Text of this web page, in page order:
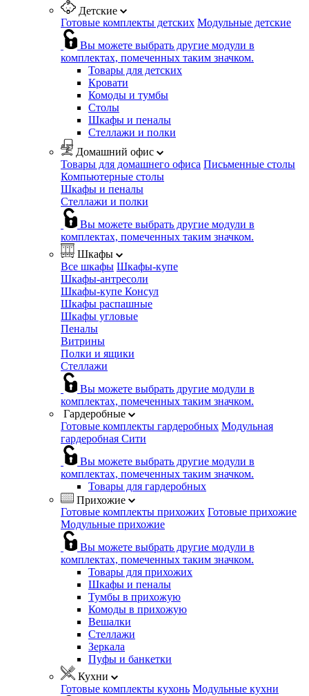
Детские
Готовые комплекты детских Модульные детские
Вы можете выбрать другие модули в
комплектах, помеченных таким значком.
Товары для детских
Кровати
Комоды и тумбы
Столы
Шкафы и пеналы
Стеллажи и полки
Домашний офис
Товары для домашнего офиса Письменные столы
Компьютерные столы
Шкафы и пеналы
Стеллажи и полки
Вы можете выбрать другие модули в
комплектах, помеченных таким значком.
Шкафы
Все шкафы Шкафы-купе
Шкафы-антресоли
Шкафы-купе Консул
Шкафы распашные
Шкафы угловые
Пеналы
Витрины
Полки и ящики
Стеллажи
Вы можете выбрать другие модули в
комплектах, помеченных таким значком.
Гардеробные
Готовые комплекты гардеробных Модульная
гардеробная Сити
Вы можете выбрать другие модули в
комплектах, помеченных таким значком.
Товары для гардеробных
Прихожие
Готовые комплекты прихожих Готовые прихожие
Модульные прихожие
Вы можете выбрать другие модули в
комплектах, помеченных таким значком.
Товары для прихожих
Шкафы и пеналы
Тумбы в прихожую
Комоды в прихожую
Вешалки
Стеллажи
Зеркала
Пуфы и банкетки
Кухни
Готовые комплекты кухонь Модульные кухни